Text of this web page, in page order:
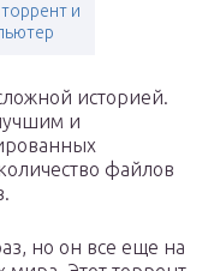
торрент и
историей.
и
файлов
но он все еще на